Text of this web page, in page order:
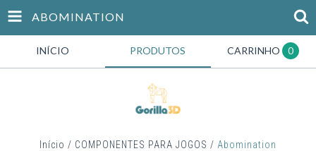
ABOMINATION
INÍCIO PRODUTOS CARRINHO 0
Início / COMPONENTES PARA JOGOS / Abomination